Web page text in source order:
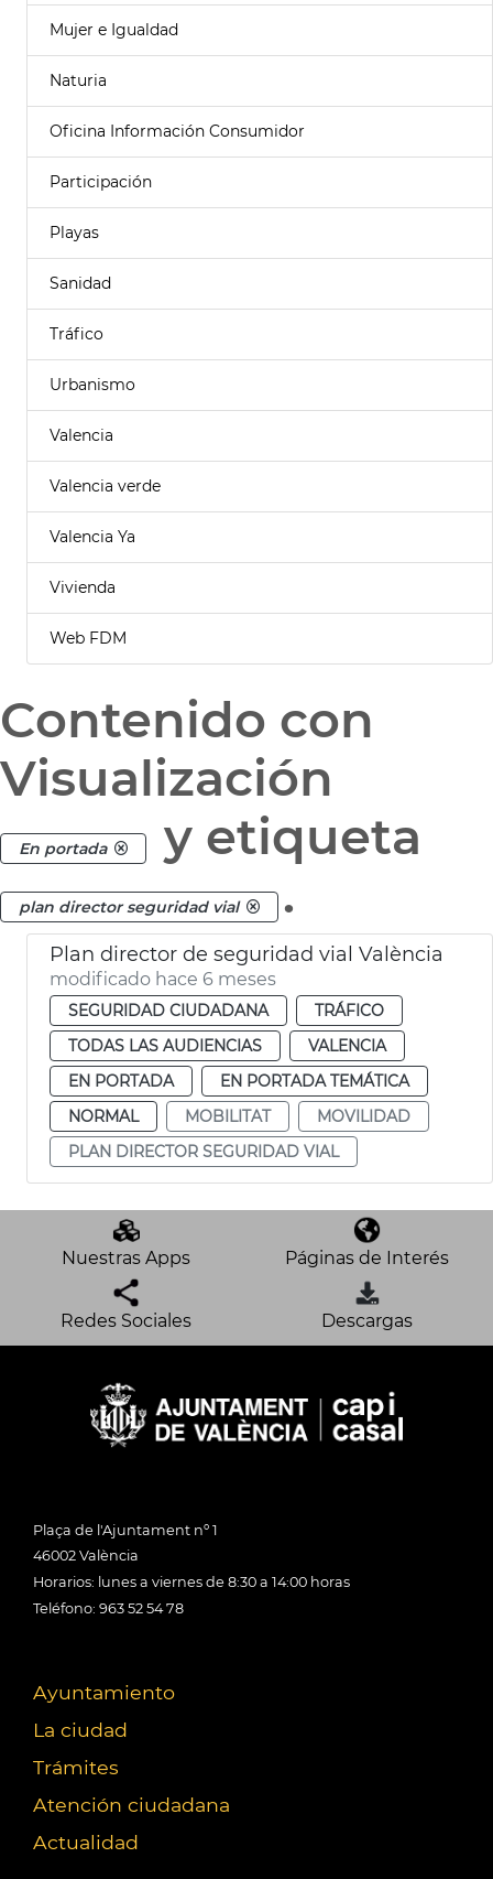
Mujer e Igualdad
Naturia
Oficina Información Consumidor
Participación
Playas
Sanidad
Tráfico
Urbanismo
Valencia
Valencia verde
Valencia Ya
Vivienda
Web FDM
Contenido con
Visualización
En portada y etiqueta
plan director seguridad vial .
Plan director de seguridad vial València
modificado hace 6 meses
SEGURIDAD CIUDADANA
TRÁFICO
TODAS LAS AUDIENCIAS
VALENCIA
EN PORTADA
EN PORTADA TEMÁTICA
NORMAL
MOBILITAT
MOVILIDAD
PLAN DIRECTOR SEGURIDAD VIAL
Nuestras Apps Páginas de Interés
Redes Sociales Descargas
Plaça de l'Ajuntament nº 1
46002 València
Horarios: lunes a viernes de 8:30 a 14:00 horas
Teléfono: 963 52 54 78
Ayuntamiento
La ciudad
Trámites
Atención ciudadana
Actualidad